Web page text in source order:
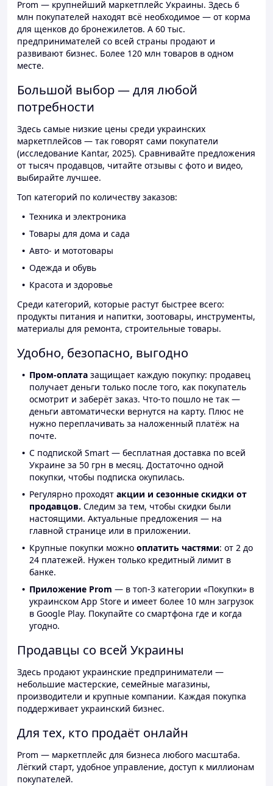
Prom — крупнейший маркетплейс Украины. Здесь 6
млн покупателей находят всё необходимое — от корма
для щенков до бронежилетов. А 60 тыс.
предпринимателей со всей страны продают и
развивают бизнес. Более 120 млн товаров в одном
месте.
Большой выбор — для любой
потребности
Здесь самые низкие цены среди украинских
маркетплейсов — так говорят сами покупатели
(исследование Kantar, 2025). Сравнивайте предложения
от тысяч продавцов, читайте отзывы с фото и видео,
выбирайте лучшее.
Топ категорий по количеству заказов:
Техника и электроника
Товары для дома и сада
Авто- и мототовары
Одежда и обувь
Красота и здоровье
Среди категорий, которые растут быстрее всего:
продукты питания и напитки, зоотовары, инструменты,
материалы для ремонта, строительные товары.
Удобно, безопасно, выгодно
Пром-оплата защищает каждую покупку: продавец
получает деньги только после того, как покупатель
осмотрит и заберёт заказ. Что-то пошло не так —
деньги автоматически вернутся на карту. Плюс не
нужно переплачивать за наложенный платёж на
почте.
С подпиской Smart — бесплатная доставка по всей
Украине за 50 грн в месяц. Достаточно одной
покупки, чтобы подписка окупилась.
Регулярно проходят акции и сезонные скидки от
продавцов. Следим за тем, чтобы скидки были
настоящими. Актуальные предложения — на
главной странице или в приложении.
Крупные покупки можно оплатить частями: от 2 до
24 платежей. Нужен только кредитный лимит в
банке.
Приложение Prom — в топ-3 категории «Покупки» в
украинском App Store и имеет более 10 млн загрузок
в Google Play. Покупайте со смартфона где и когда
угодно.
Продавцы со всей Украины
Здесь продают украинские предприниматели —
небольшие мастерские, семейные магазины,
производители и крупные компании. Каждая покупка
поддерживает украинский бизнес.
Для тех, кто продаёт онлайн
Prom — маркетплейс для бизнеса любого масштаба.
Лёгкий старт, удобное управление, доступ к миллионам
покупателей.